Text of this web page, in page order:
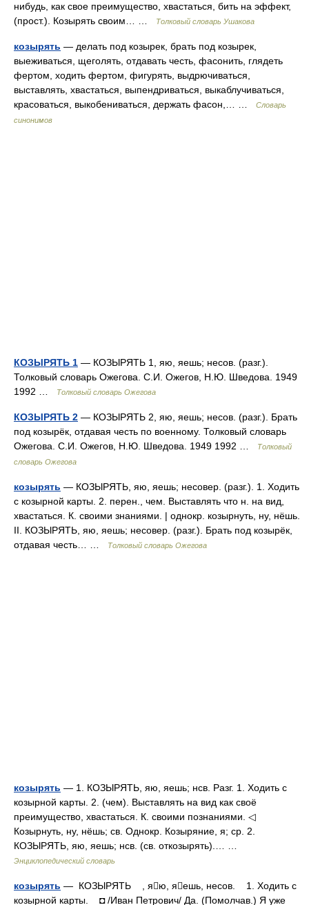
нибудь, как свое преимущество, хвастаться, бить на эффект,
(прост.). Козырять своим… …
Толковый словарь Ушакова
козырять — делать под козырек, брать под козырек,
выеживаться, щеголять, отдавать честь, фасонить, глядеть
фертом, ходить фертом, фигурять, выдрючиваться,
выставлять, хвастаться, выпендриваться, выкаблучиваться,
красоваться, выкобениваться, держать фасон,… …
Словарь
синонимов
КОЗЫРЯТЬ 1 — КОЗЫРЯТЬ 1, яю, яешь; несов. (разг.).
Толковый словарь Ожегова. С.И. Ожегов, Н.Ю. Шведова. 1949
1992 …
Толковый словарь Ожегова
КОЗЫРЯТЬ 2 — КОЗЫРЯТЬ 2, яю, яешь; несов. (разг.). Брать
под козырёк, отдавая честь по военному. Толковый словарь
Ожегова. С.И. Ожегов, Н.Ю. Шведова. 1949 1992 …
Толковый
словарь Ожегова
козырять — КОЗЫРЯТЬ, яю, яешь; несовер. (разг.). 1. Ходить
с козырной карты. 2. перен., чем. Выставлять что н. на вид,
хвастаться. К. своими знаниями. | однокр. козырнуть, ну, нёшь.
II. КОЗЫРЯТЬ, яю, яешь; несовер. (разг.). Брать под козырёк,
отдавая честь… …
Толковый словарь Ожегова
козырять — 1. КОЗЫРЯТЬ, яю, яешь; нсв. Разг. 1. Ходить с
козырной карты. 2. (чем). Выставлять на вид как своё
преимущество, хвастаться. К. своими познаниями. ◁
Козырнуть, ну, нёшь; св. Однокр. Козыряние, я; ср. 2.
КОЗЫРЯТЬ, яю, яешь; нсв. (св. откозырять).… …
Энциклопедический словарь
козырять — КОЗЫРЯТЬ , яю, яешь, несов. 1. Ходить с
козырной карты. ◘ /Иван Петрович/ Да. (Помолчав.) Я уже